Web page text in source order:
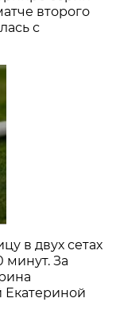
второго
с
в двух сетах
минут. За
Екатериной